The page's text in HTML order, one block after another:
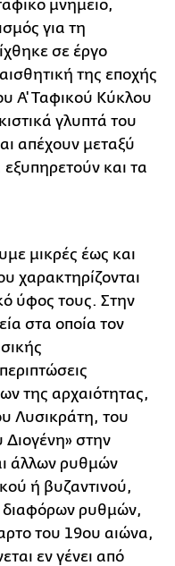
μνημείο,
για τη
σε έργο
της εποχής
Α' Ταφικού Κύκλου
γλυπτά του
απέχουν μεταξύ
και τα
μικρές έως και
χαρακτηρίζονται
ύφος τους. Στην
στα οποία τον
της αρχαιότητας,
Λυσικράτη, του
στην
άλλων ρυθμών
ή βυζαντινού,
διαφόρων ρυθμών,
του 19ου αιώνα,
εν γένει από